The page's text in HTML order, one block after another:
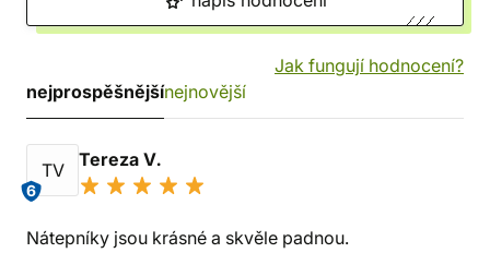
Jak fungují hodnocení?
nejprospěšnějšínejnovější
TV
6
Tereza V.
Nátepníky jsou krásné a skvěle padnou.